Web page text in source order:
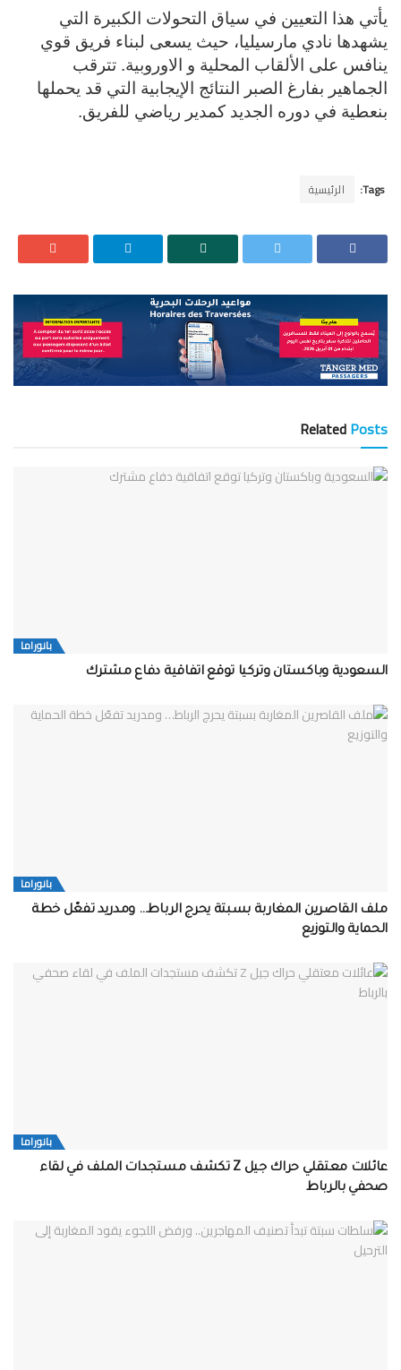
يأتي هذا التعيين في سياق التحولات الكبيرة التي
يشهدها نادي مارسيليا، حيث يسعى لبناء فريق قوي
ينافس على الألقاب المحلية و الاوروبية. تترقب
الجماهير بفارغ الصبر النتائج الإيجابية التي قد يحملها
بنعطية في دوره الجديد كمدير رياضي للفريق.
Tags: الرئيسية
RelatedPosts
بانوراما
السعودية وباكستان وتركيا توقع اتفاقية دفاع مشترك
بانوراما
ملف القاصرين المغاربة بسبتة يحرج الرباط… ومدريد تفعّل خطة
الحماية والتوزيع
بانوراما
عائلات معتقلي حراك جيل Z تكشف مستجدات الملف في لقاء
صحفي بالرباط